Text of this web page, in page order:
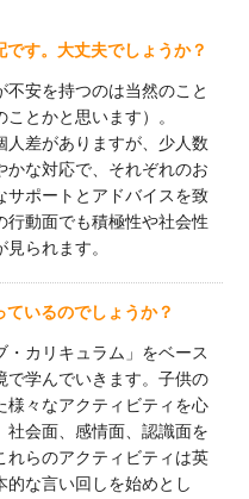
す。大丈夫でしょうか？
安を持つのは当然のこと
とかと思います）。
人差がありますが、少人数
かな対応で、それぞれのお
サポートとアドバイスを致
行動面でも積極性や社会性
られます。
ているのでしょうか？
カリキュラム」をベース
で学んでいきます。子供の
様々なアクティビティを心
社会面、感情面、認識面を
れらのアクティビティは英
な言い回しを始めとし